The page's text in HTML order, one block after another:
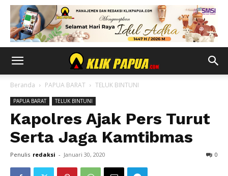
Beranda PAPUA BARAT TELUK BINTUNI
PAPUA BARAT TELUK BINTUNI
Kapolres Ajak Pers Turut
Serta Jaga Kamtibmas
Penulis redaksi - Januari 30, 2020 0